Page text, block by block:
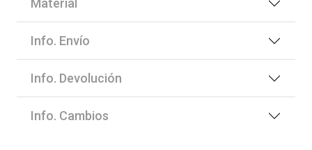
Material
Info. Envío
Info. Devolución
Info. Cambios